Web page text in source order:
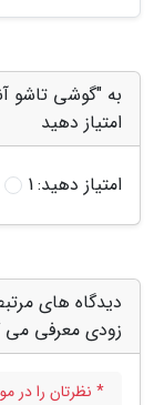
امتیاز دهید
امتیاز دهید:1
زودی معرفی می
* نظرتان را در